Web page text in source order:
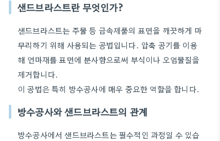
샌드브라스트란 무엇인가?
샌드브라스트는 주물 등 금속제품의 표면을 깨끗하게 마
무리하기 위해 사용되는 공법입니다. 압축 공기를 이용
해 연마재를 표면에 분사함으로써 부식이나 오염물질을
제거합니다.
이 공법은 특히 방수공사에 매우 중요한 역할을 합니다.
방수공사와 샌드브라스트의 관계
방수공사에서 샌드브라스트는 필수적인 과정일 수 있습